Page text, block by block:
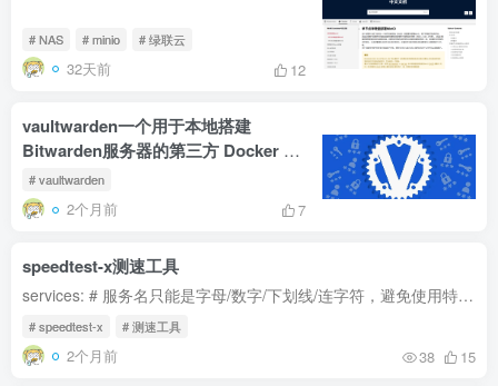
# NAS # minio # 绿联云
32天前 12
vaultwarden一个用于本地搭建
Bitwarden服务器的第三方 Docker 项
目
# vaultwarden
2个月前 7
speedtest-x测速工具
services: # 服务名只能是字母/数字/下划线/连字符，避免使用特殊字符 speedtestx: image: badapple9/speedtest-x # 镜像名称 container_name: speedtest-x # 容器名 ports: - '50080:80' # 端...
# speedtest-x # 测速工具
2个月前 38 15